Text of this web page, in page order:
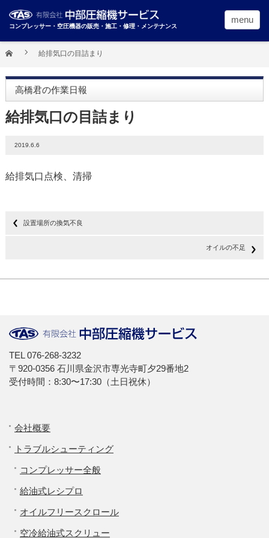
コンプレッサー・空圧機器の販売・施工・修理・メンテナンス
menu
給排気口の目詰まり
高橋君の作業日報
給排気口の目詰まり
2019.6.6
給排気口点検、清掃
設置場所の換気不良
オイルの不足
TEL 076-268-3232
〒920-0356 石川県金沢市専光寺町夕29番地2
受付時間：8:30〜17:30（土日祝休）
会社概要
トラブルシューティング
コンプレッサー全般
給油式レシプロ
オイルフリースクロール
空冷給油式スクリュー